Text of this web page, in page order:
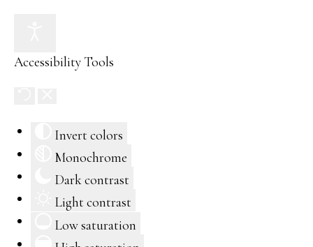
Accessibility Tools
Invert colors
Monochrome
Dark contrast
Light contrast
Low saturation